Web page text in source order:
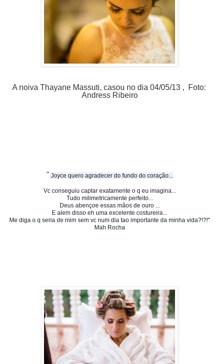
A noiva Thayane Massuti, casou no dia 04/05/13 ,  Foto:
Andress Ribeiro
" Joyce quero agradecer do fundo do coração...
Vc conseguiu captar exatamente o q eu imagina...
Tudo milimetricamente perfeito...
Deus abençoe essas mãos de ouro ...
E alem disso eh uma excelente costureira...
Me diga o q seria de mim sem vc num dia tao importante da minha vida?!?!"
Mah Rocha